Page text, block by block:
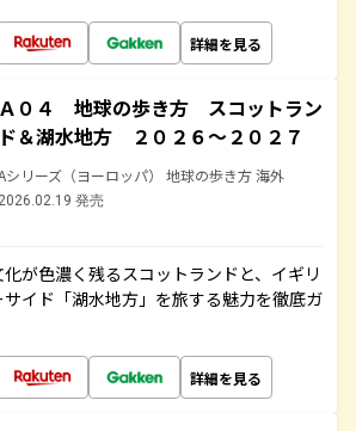
詳細を見る
Ａ０４ 地球の歩き方 スコットラン
ド＆湖水地方 ２０２６～２０２７
シリーズ（ヨーロッパ） 地球の歩き方 海外
2026.02.19 発売
が色濃く残るスコットランドと、イギリ
イド「湖水地方」を旅する魅力を徹底ガ
詳細を見る